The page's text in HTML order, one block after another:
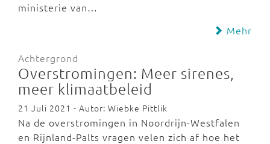
ministerie van…
Mehr
Achtergrond
Overstromingen: Meer sirenes,
meer klimaatbeleid
21 Juli 2021 - Autor: Wiebke Pittlik
Na de overstromingen in Noordrijn-Westfalen
en Rijnland-Palts vragen velen zich af hoe het